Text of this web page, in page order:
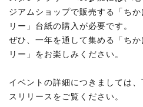
ジアムショップで販売する「ち
リー」台紙の購入が必要です。
ぜひ、一年を通して集める「ち
リー」をお楽しみください。
イベントの詳細につきましては
スリリースをご覧ください。